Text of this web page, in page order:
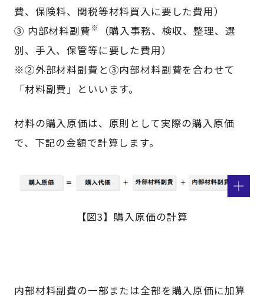
費、保険料、関税等材料買入に要した費用）
③ 内部材料副費※
（購入事務、検収、整理、選
別、手入、保管等に要した費用）
※②外部材料副費と③内部材料副費を合わせて
「材料副費」といいます。
材料の購入原価は、原則として実際の購入原価
で、下記の金額で計算します。
【図3】購入原価の計算
内部材料副費の一部または全部を購入原価に加算